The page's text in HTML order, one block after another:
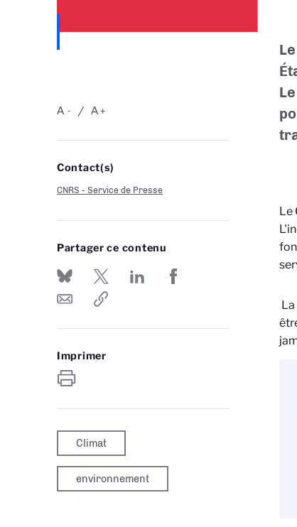
-
A +
A
Contact(s)
CNRS - Service de Presse
Partager ce contenu
Imprimer
Climat
environnement
Le